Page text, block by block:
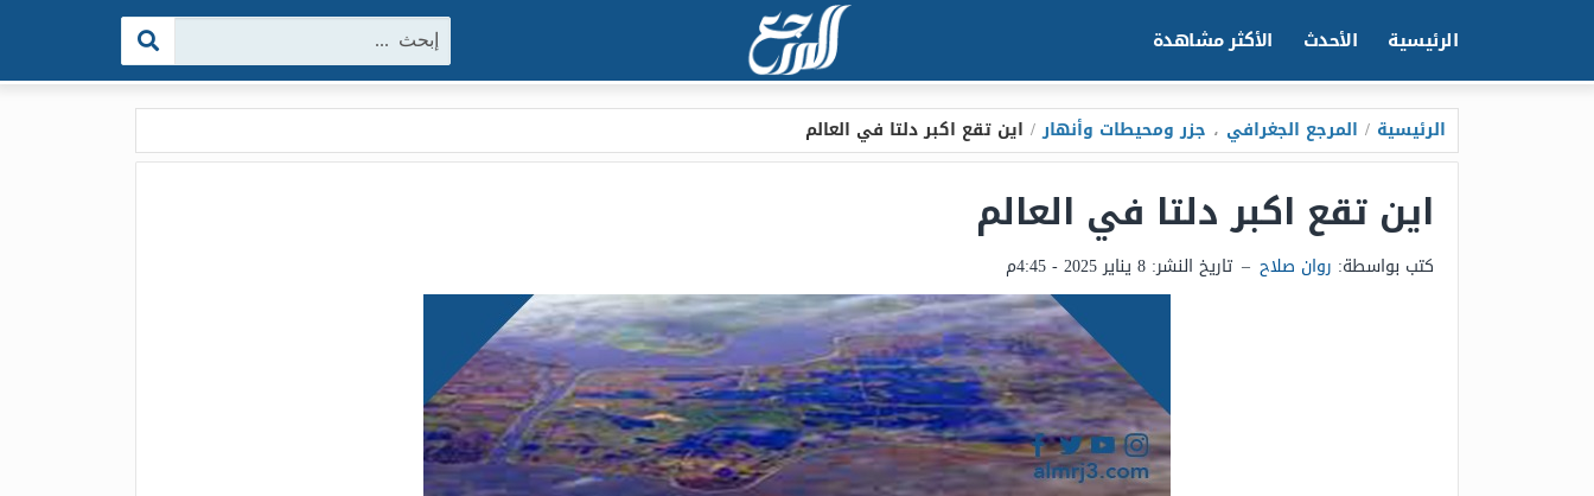
الرئيسية الأحدث الأكثر مشاهدة البحث:
الرئيسية / المرجع الجغرافي ، جزر ومحيطات وأنهار / اين تقع اكبر دلتا في العالم
اين تقع اكبر دلتا في العالم
كتب بواسطة: روان صلاح – تاريخ النشر: 8 يناير 2025 - 4:45م